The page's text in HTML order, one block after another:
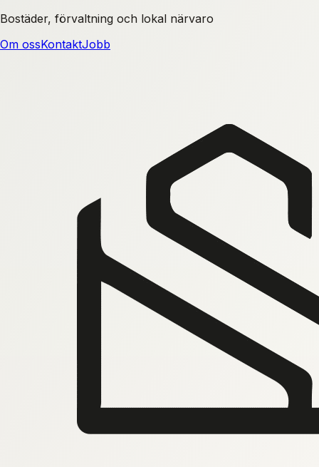
Bostäder, förvaltning och lokal närvaro
Om ossKontaktJobb